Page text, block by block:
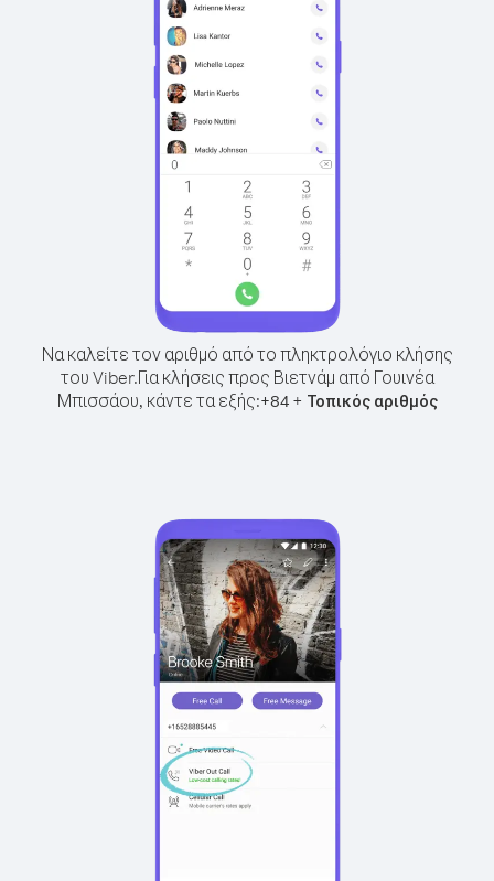
Να καλείτε τον αριθμό από το πληκτρολόγιο κλήσης
του Viber.Για κλήσεις προς Βιετνάμ από Γουινέα
Μπισσάου, κάντε τα εξής:+84+ Τοπικός αριθμός